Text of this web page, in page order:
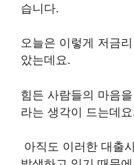
습니다.
오늘은 이렇게 저금
았는데요.
힘든 사람들의 마음
라는 생각이 드는데
아직도 이러한 대출